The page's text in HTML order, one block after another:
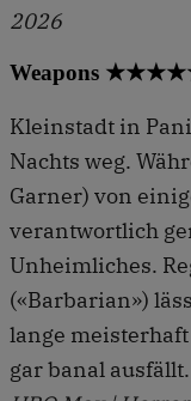
2026
Weapons
Kleinstadt in
Nachts weg.
Garner) von
verantwortlich
Unheimliches.
(«Barbarian»)
lange
gar banal ausfällt.